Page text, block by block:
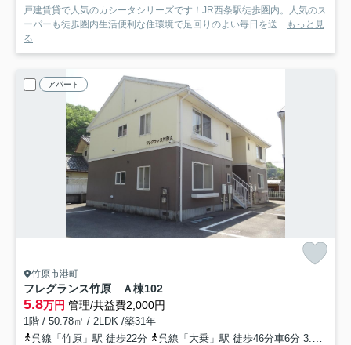
戸建賃貸で人気のカシータシリーズです！JR西条駅徒歩圏内。人気のス
ーパーも徒歩圏内生活便利な住環境で足回りのよい毎日を送...
もっと見
る
アパート
竹原市港町
フレグランス竹原 Ａ棟102
5.8万円 管理/共益費2,000円
1階 / 50.78㎡ / 2LDK /築31年
呉線「竹原」駅 徒歩22分
呉線「大乗」駅 徒歩46分車6分 3.6km